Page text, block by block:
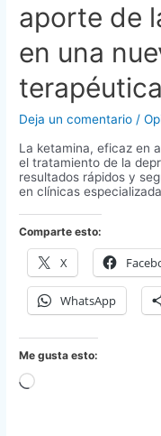
aporte de
en una
terapéutica
Deja un comentario /
La ketamina, eficaz en
el tratamiento de la
resultados rápidos y
en clínicas
Comparte esto:
X
WhatsApp
Me gusta esto:
Cargando...